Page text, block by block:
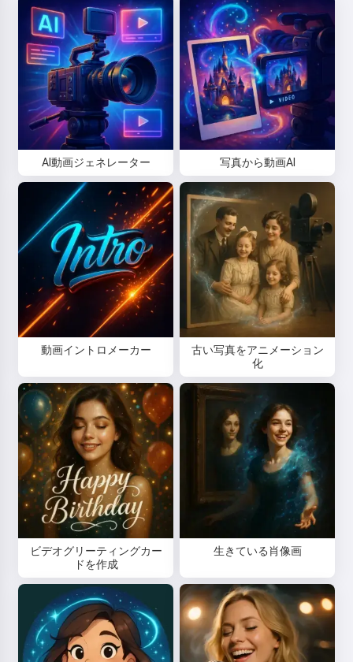
AI動画ジェネレーター 写真から動画AI
動画イントロメーカー
古い写真をアニメーション
化
ビデオグリーティングカー
ドを作成
生きている肖像画